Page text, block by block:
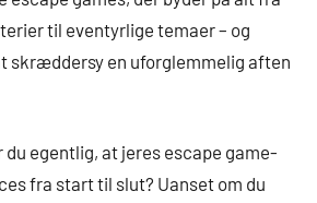
til eventyrlige temaer – og
skræddersy en uforglemmelig aften
du egentlig, at jeres escape game-
fra start til slut? Uanset om du